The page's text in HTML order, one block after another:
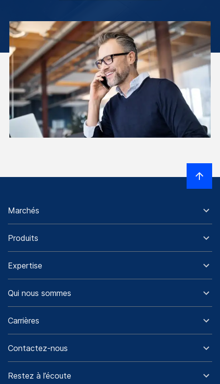
Marchés
Produits
Expertise
Qui nous sommes
Carrières
Contactez-nous
Restez à l’écoute